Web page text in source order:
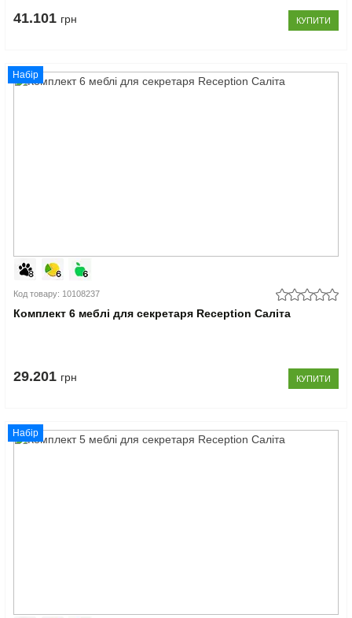
41.101 грн КУПИТИ
Набір
Код товару: 10108237
Комплект 6 меблі для секретаря Reception Саліта
29.201 грн КУПИТИ
Набір